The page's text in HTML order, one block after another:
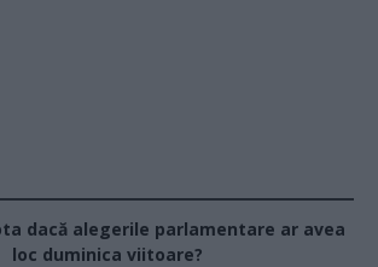
dacă alegerile parlamentare ar avea
loc duminica viitoare?